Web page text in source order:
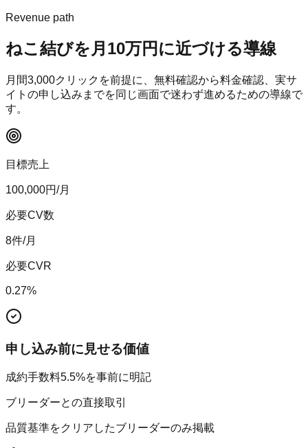
Revenue path
ねこ結びを月10万円に近づける導線
月間3,000クリックを前提に、無料確認から料金確認、実サ
イトの申し込みまでを同じ画面で迷わず進めるための導線で
す。
目標売上
100,000円/月
必要CV数
8件/月
必要CVR
0.27%
申し込み前に見せる価値
成約手数料5.5%を事前に明記
ブリーダーとの直接取引
品質基準をクリアしたブリーダーのみ掲載